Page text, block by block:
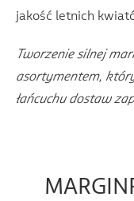
jakość letnich
Tworzenie silnej
asortymentem,
łańcuchu dostaw